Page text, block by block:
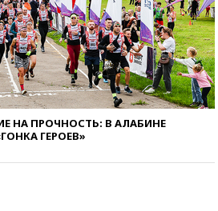
07:30Нигерия стала
крупнейшим поставщиком
авиатоплива в Европу
06:30США и Колумбия
обсуждают координацию
усилий против наркотрафика
05:30ВМС Испании усилили
присутствие в Сеуте на фоне
НА ПРОЧНОСТЬ: В АЛАБИНЕ
ГЕРОЕВ»